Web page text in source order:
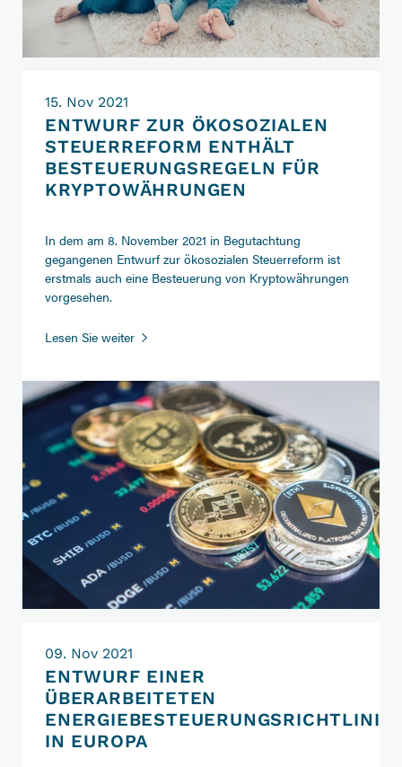
15. Nov 2021
ENTWURF ZUR ÖKOSOZIALEN
STEUERREFORM ENTHÄLT
BESTEUERUNGSREGELN FÜR
KRYPTOWÄHRUNGEN
In dem am 8. November 2021 in Begutachtung
gegangenen Entwurf zur ökosozialen Steuerreform ist
erstmals auch eine Besteuerung von Kryptowährungen
vorgesehen.
Lesen Sie weiterEntwurf
Steuerreform
enthält
Besteuerungsregeln
für
Kryptowährungen
09. Nov 2021
ENTWURF EINER
ÜBERARBEITETEN
ENERGIEBESTEUERUNGSRICHTLINIE
IN EUROPA